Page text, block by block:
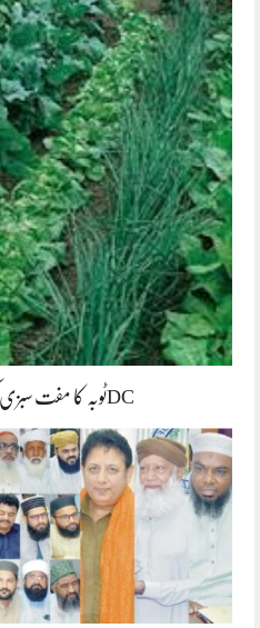
DCٹوبہ کا مفت سبزی کی کاشت کا معائنہ